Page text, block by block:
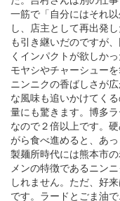
一筋で「自分にはそれ
し、店主として再出発
も引き継いだのですが
くインパクトが欲しかっ
モヤシやチャーシュー
ニンニクの香ばしさが
な風味も追いかけてく
量にも驚きます。博多
なので２倍以上です。
がら食べ進めると、あ
製麺所時代には熊本市
メンの特徴であるニン
しれません。ただ、好
です。ラードとごま油